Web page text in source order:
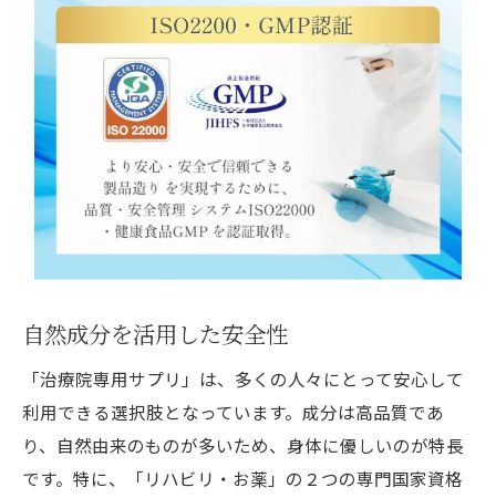
自然成分を活用した安全性
「治療院専用サプリ」は、多くの人々にとって安心して
利用できる選択肢となっています。成分は高品質であ
り、自然由来のものが多いため、身体に優しいのが特長
です。特に、「リハビリ・お薬」の２つの専門国家資格